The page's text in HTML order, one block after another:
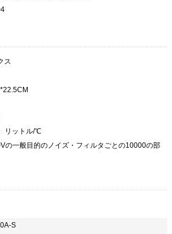
ス
リットル/℃
の一般目的のノイズ・フィルタごとの10000の部
S